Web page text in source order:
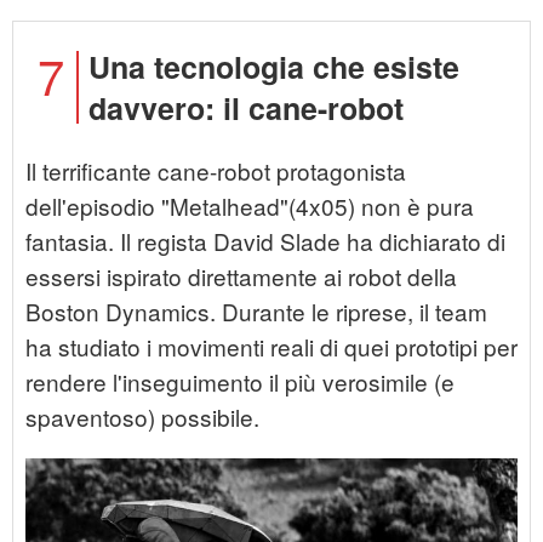
7
Una tecnologia che esiste
davvero: il cane-robot
Il terrificante cane-robot protagonista
dell'episodio "Metalhead"(4x05) non è pura
fantasia. Il regista David Slade ha dichiarato di
essersi ispirato direttamente ai robot della
Boston Dynamics. Durante le riprese, il team
ha studiato i movimenti reali di quei prototipi per
rendere l'inseguimento il più verosimile (e
spaventoso) possibile.